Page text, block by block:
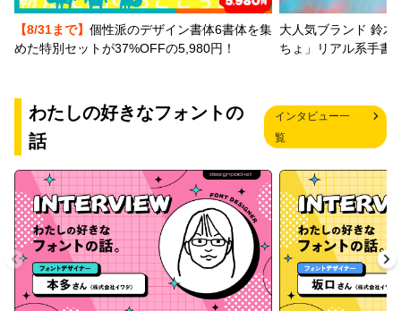
【8/31まで】 個性派のデザイン書体6書体を集
めた特別セットが37%OFFの5,980円！
大人気ブランド 鈴木
ちょ」リアル系手書
わたしの好きなフォントの
話
インタビュー一
覧